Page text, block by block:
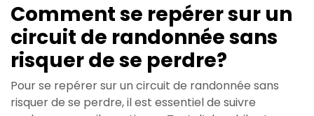
Comment se repérer sur un
circuit de randonnée sans
risquer de se perdre?
Pour se repérer sur un circuit de randonnée sans
risquer de se perdre, il est essentiel de suivre